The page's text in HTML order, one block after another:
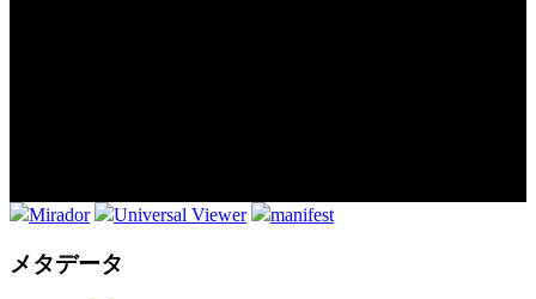
Mirador Universal Viewer manifest
メタデータ